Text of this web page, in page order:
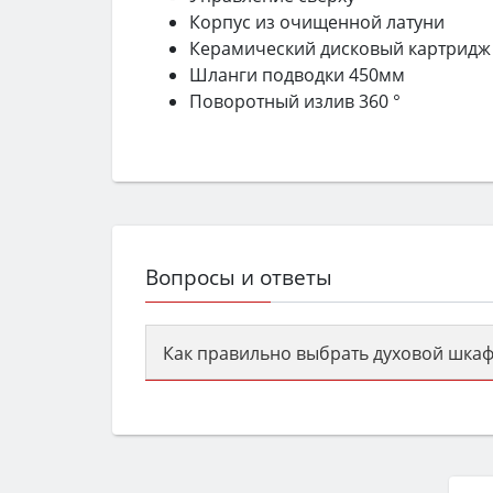
Корпус из очищенной латуни
Керамический дисковый картридж
Шланги подводки 450мм
Поворотный излив 360 °
Вопросы и ответы
Как правильно выбрать духовой
семьи, класс энергопотребления не